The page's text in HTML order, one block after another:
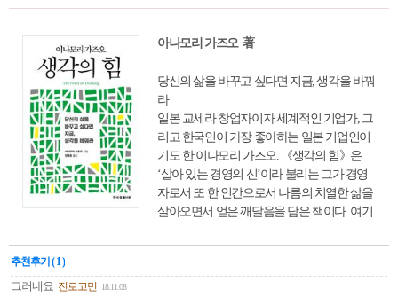
아나모리 가즈오 著
당신의 삶을 바꾸고 싶다면 지금, 생각을 바꿔
라
일본 교세라 창업자이자 세계적인 기업가, 그
리고 한국인이 가장 좋아하는 일본 기업인이
기도 한 이나모리 가즈오. 《생각의 힘》은
‘살아 있는 경영의 신’이라 불리는 그가 경영
자로서 또 한 인간으로서 나름의 치열한 삶을
살아오면서 얻은 깨달음을 담은 책이다. 여기
하고 자신만의 경영 이념과 방식을 구축해 성
추천후기 ( 1 )
그러네요 진로고민 18.11.08